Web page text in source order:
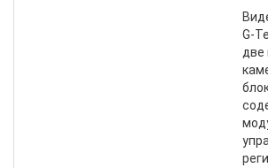
G-
две